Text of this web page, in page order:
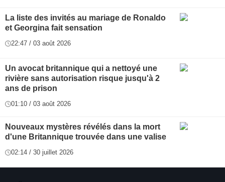
La liste des invités au mariage de Ronaldo
et Georgina fait sensation
22:47 / 03 août 2026
Un avocat britannique qui a nettoyé une
rivière sans autorisation risque jusqu'à 2
ans de prison
01:10 / 03 août 2026
Nouveaux mystères révélés dans la mort
d'une Britannique trouvée dans une valise
02:14 / 30 juillet 2026